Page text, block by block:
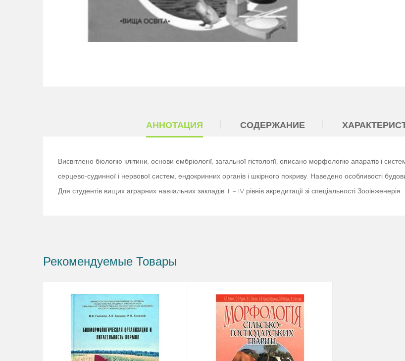
АННОТАЦИЯ СОДЕРЖАНИЕ
Висвітлено біологію клітини, основи ембріології, загальної гістології; описано морфологію апаратів і
серцево-судинної і нервової систем, ендокринних органів і шкірного покриву. Наведено особливості будови
Для студентів вищих аграрних навчальних закладів III – IV рівнів акредитації зі спеціальності Зооінженерія.
Рекомендуемые Товары